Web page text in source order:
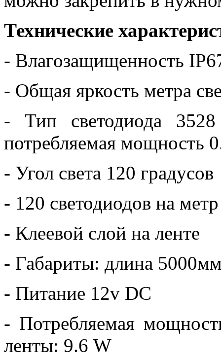
Технические
- Влагозащищенность
- Общая яркость метра
- Тип светодиода
потребляемая мощность
- Угол света 120 градусов
- 120 светодиодов на метр
- Клеевой слой на ленте
- Габариты: длина
- Питание 12v DC
- Потребляемая
ленты: 9.6 W